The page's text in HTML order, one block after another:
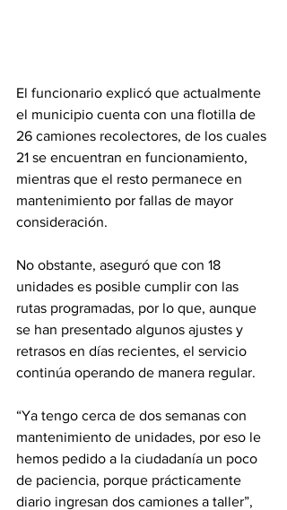
El funcionario explicó que actualmente
el municipio cuenta con una flotilla de
26 camiones recolectores, de los cuales
21 se encuentran en funcionamiento,
mientras que el resto permanece en
mantenimiento por fallas de mayor
consideración.
No obstante, aseguró que con 18
unidades es posible cumplir con las
rutas programadas, por lo que, aunque
se han presentado algunos ajustes y
retrasos en días recientes, el servicio
continúa operando de manera regular.
“Ya tengo cerca de dos semanas con
mantenimiento de unidades, por eso le
hemos pedido a la ciudadanía un poco
de paciencia, porque prácticamente
diario ingresan dos camiones a taller”,